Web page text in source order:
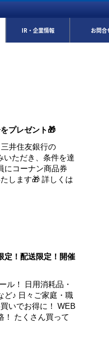
IR・企業情報 お問合
プレゼント🎁
井住友銀行の
いただき、条件を達
にコーナン商品券
します🎁 詳しくは
定！配送限定！開催
ル！ 日用消耗品・
ど♪ 日々ご家庭・職
いでお得に！ WEB
！ たくさん買って